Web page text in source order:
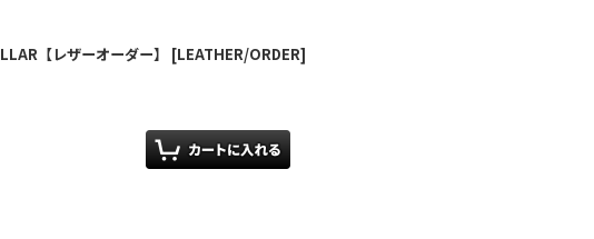
【レザーオーダー】 [LEATHER/ORDER]